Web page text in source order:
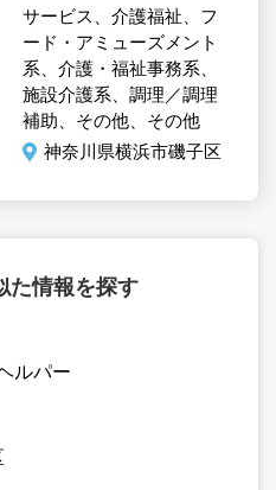
サービス、介護福祉、フ
ード・アミューズメント
系、介護・福祉事務系、
施設介護系、調理／調理
補助、その他、その他
神奈川県横浜市磯子区
た情報を探す
ルパー